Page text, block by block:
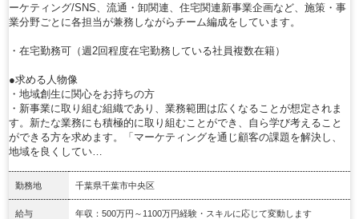
ーケティング/SNS、流通・卸関連、住宅関連新事業企画など、施策・事
業分野ごとに各担当が兼務しながらチーム編成をしています。
・在宅勤務可（週2回程度在宅勤務している社員複数在籍）
●求める人物像
・地域創生に関心をお持ちの方
・新事業に取り組む組織であり、業務範囲は広くなることが想定されま
す。新たな業務にも積極的に取り組むことができ、自ら学び考えること
ができる方を求めます。「マーケティングを通じ顧客の課題を解決し、
地域を良くしてい…
勤務地 千葉県千葉市中央区
給与 年収：500万円～1100万円経験・スキルに応じて変動します